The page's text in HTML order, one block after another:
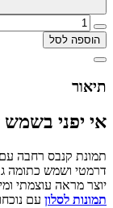
הוספה לסל
תיאור
אי יפני
תמונת קנבס רחבה
דרמטי ושמש כתומה
יוצר מראה עוצמתי
תמונות לסלון עם